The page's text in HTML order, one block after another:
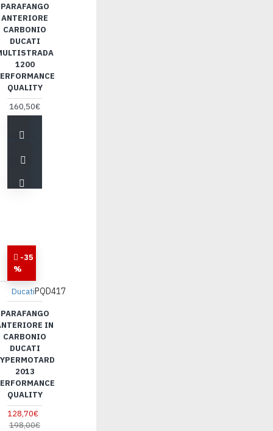
PARAFANGO
ANTERIORE
CARBONIO
DUCATI
1200
QUALITY
160,50€
-35
%
DucatiPQD417
PARAFANGO
IN
CARBONIO
DUCATI
2013
QUALITY
128,70€
198,00€